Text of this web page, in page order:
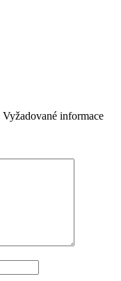
Vyžadované informace